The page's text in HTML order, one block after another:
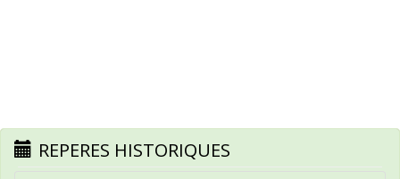
REPERES HISTORIQUES